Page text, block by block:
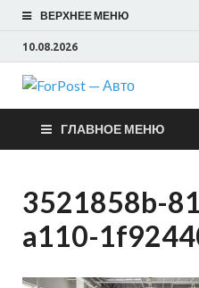
ВЕРХНЕЕ МЕНЮ
10.08.2026
ГЛАВНОЕ МЕНЮ
3521858b-
a110-